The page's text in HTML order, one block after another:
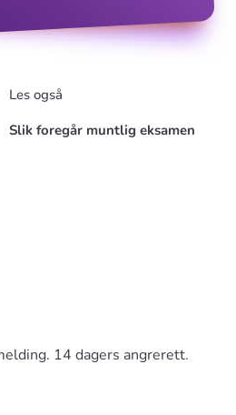
Les også
Slik foregår muntlig eksamen
14 dagers angrerett.